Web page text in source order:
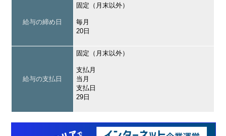
給与の締め日
固定（月末以外）
毎月
20日
給与の支払日
固定（月末以外）
支払月
当月
支払日
29日